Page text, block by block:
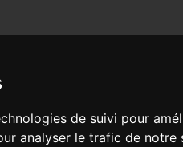
de suivi pour
analyser le trafic de
Valentin Guiod |